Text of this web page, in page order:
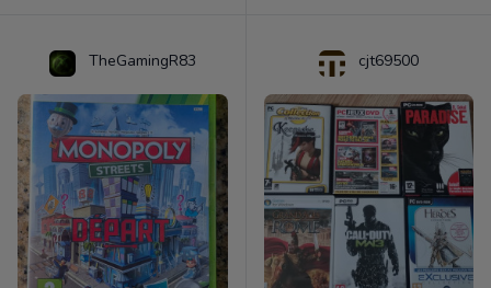
TheGamingR83 cjt69500